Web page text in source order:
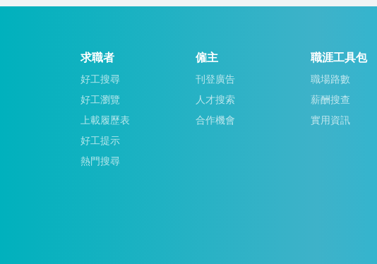
求職者
好工搜尋
好工瀏覽
上載履歷表
好工提示
熱門搜尋
僱主
刊登廣告
人才搜索
合作機會
職涯工具包
職場路數
薪酬搜查
實用資訊